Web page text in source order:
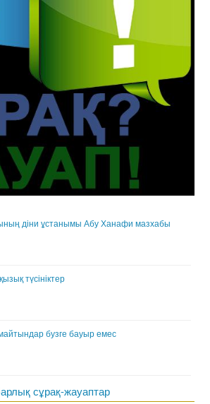
діни ұстанымы Абу Ханафи мазхабы
түсініктер
бузге бауыр емес
сұрақ-жауаптар